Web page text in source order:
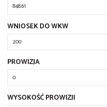
WNIOSEK DO WKW
PROWIZJA
WYSOKOŚĆ PROWIZJI